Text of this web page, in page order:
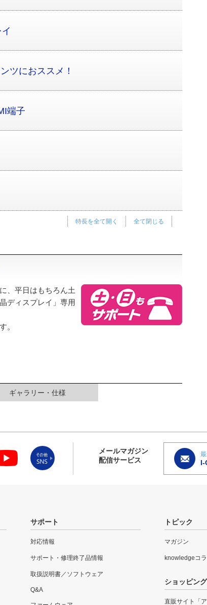
ツにおススメ！
端子
全て閉じる
特長を全て開く
、平日はもちろん土
ディスプレイ」専用
。
ギャラリー・仕様
メールマガジン
配信サービス
I-
サポート
対応情報
サポート・修理終了品情報
取扱説明書／ソフトウェア
Q&A
トピック
マガジン
knowledgeコ
ショッピング
直販サイト「